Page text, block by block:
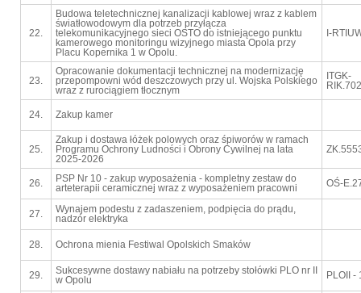
22.
Budowa teletechnicznej kanalizacji kablowej wraz z kablem
światłowodowym dla potrzeb przyłącza
telekomunikacyjnego sieci OSTO do istniejącego punktu
kamerowego monitoringu wizyjnego miasta Opola przy
Placu Kopernika 1 w Opolu.
I-
23.
Opracowanie dokumentacji technicznej na modernizację
przepompowni wód deszczowych przy ul. Wojska Polskiego
wraz z rurociągiem tłocznym
ITGK-
24. Zakup kamer
25.
Zakup i dostawa łóżek polowych oraz śpiworów w ramach
Programu Ochrony Ludności i Obrony Cywilnej na lata
2025-2026
26.
PSP Nr 10 - zakup wyposażenia - kompletny zestaw do
arteterapii ceramicznej wraz z wyposażeniem pracowni
OŚ-
27.
Wynajem podestu z zadaszeniem, podpięcia do prądu,
nadzór elektryka
28. Ochrona mienia Festiwal Opolskich Smaków
29.
Sukcesywne dostawy nabiału na potrzeby stołówki PLO nr II
w Opolu
PLOII -